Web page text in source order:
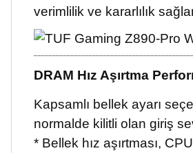
verimlilik ve kararlılık
DRAM Hız Aşırtma
Kapsamlı bellek ayarı
normalde kilitli olan giriş
* Bellek hız aşırtması,